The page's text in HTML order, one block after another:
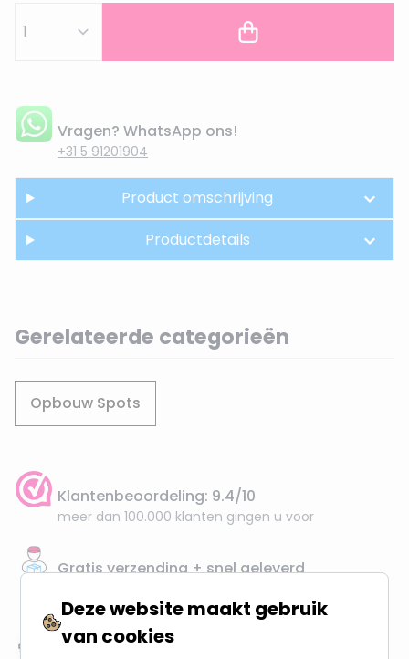
Vragen? WhatsApp ons!
+31 5 91201904
Product omschrijving
Productdetails
Gerelateerde categorieën
Opbouw Spots
Klantenbeoordeling: 9.4/10
meer dan 100.000 klanten gingen u voor
Gratis verzending + snel geleverd
& 100 dagen recht op retour
Deze website maakt gebruik
van cookies